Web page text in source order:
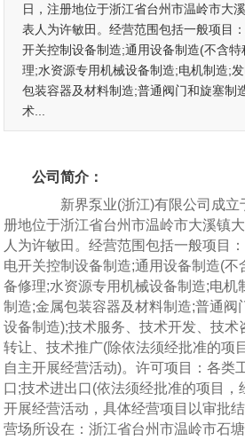
日，注册地位于浙江省台州市温岭市大
表人为许敏田。经营范围包括一般项目
开关控制设备制造;通用设备制造(不含
理;水资源专用机械设备制造;电机制造;
包装容器及材料制造;普通阀门和旋塞制
术...
公司简介：
新界泵业(浙江)有限公司成立
册地位于浙江省台州市温岭市大溪镇
人为许敏田。经营范围包括一般项目
电开关控制设备制造;通用设备制造(不
备修理;水资源专用机械设备制造;电机
制造;金属包装容器及材料制造;普通阀
设备制造);技术服务、技术开发、技术
转让、技术推广(除依法须经批准的项
自主开展经营活动)。许可项目：各类
口;技术进出口(依法须经批准的项目
开展经营活动，具体经营项目以审批
营场所设在：浙江省台州市温岭市石